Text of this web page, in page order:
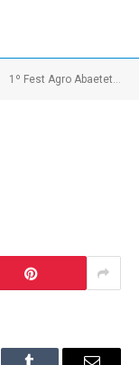
1º Fest Agro Abaetetuba leva a experiência do campo para o coração da cidade